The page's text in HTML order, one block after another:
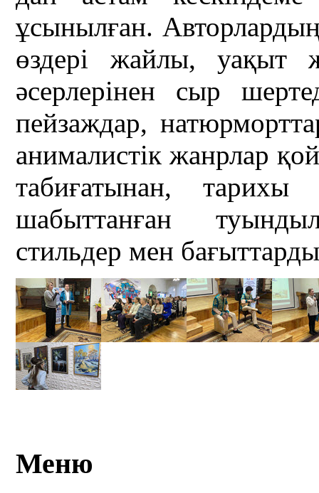
ұсынылған.
өздері жайлы, уақыт
әсерлерінен сыр
пейзаждар,
анималистік жанрлар
табиғатынан, тарихы
шабыттанған
стильдер мен
Меню